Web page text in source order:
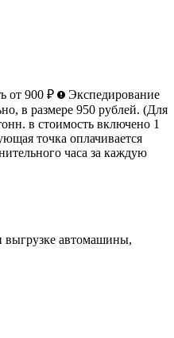
от 900 ₽
Экспедирование
в размере 950 рублей. (Для
в стоимость включено 1
точка оплачивается
часа за каждую
выгрузке автомашины,